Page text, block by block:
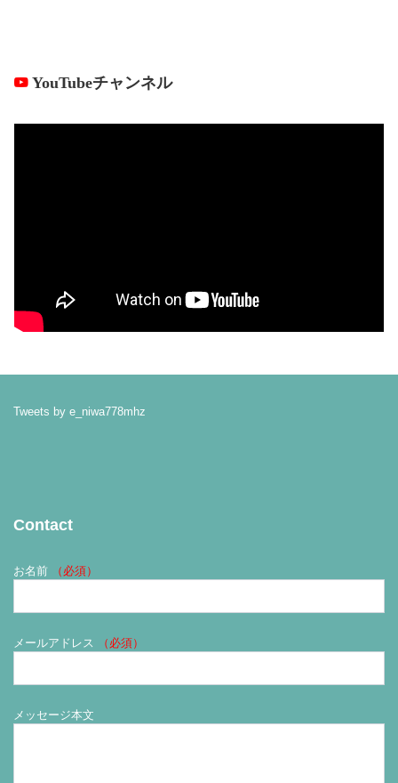
YouTubeチャンネル
Tweets by e_niwa778mhz
Contact
お名前 （必須）
メールアドレス （必須）
メッセージ本文